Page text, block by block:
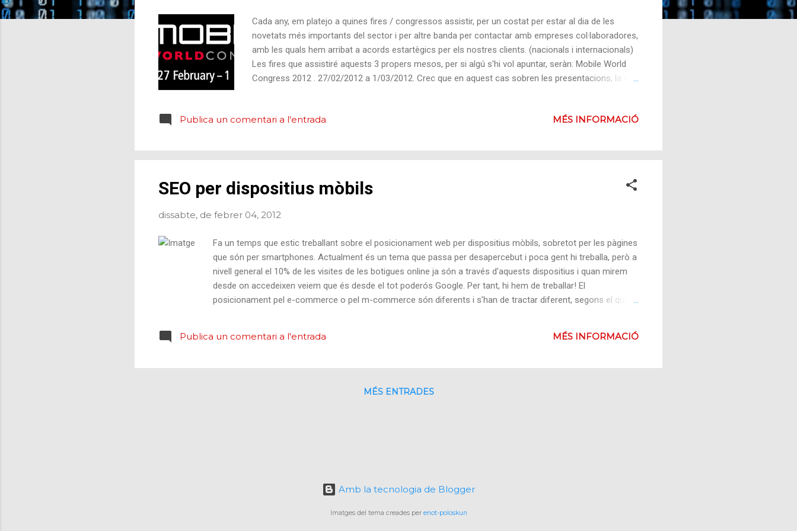
Cada any, em platejo a quines fires / congressos assistir, per un costat per estar al dia de les
novetats més importants del sector i per altre banda per contactar amb empreses col·laboradores,
amb les quals hem arribat a acords estartègics per els nostres clients. (nacionals i internacionals)
Les fires que assistiré aquests 3 propers mesos, per si algú s'hi vol apuntar, seràn: Mobile World
Congress 2012 . 27/02/2012 a 1/03/2012. Crec que en aquest cas sobren les presentacions, la fira
Las Vegas. Gràcies a blackberry per la invitació. eShow Barcelona 2012 . 14/03/2012 a 15/03/2012.
Paulo, Madrid, Lisboa, Istambul i Barcelona, aterra a la ciutat comtal la millor fira professional d...
Publica un comentari a l'entrada MÉS INFORMACIÓ
SEO per dispositius mòbils
dissabte, de febrer 04, 2012
Fa un temps que estic treballant sobre el posicionament web per dispositius mòbils, sobretot per les pàgines
que són per smartphones. Actualment és un tema que passa per desapercebut i poca gent hi treballa, però a
nivell general el 10% de les visites de les botigues online ja són a través d'aquests dispositius i quan mirem
desde on accedeixen veiem que és desde el tot poderós Google. Per tant, hi hem de treballar! El
posicionament pel e-commerce o pel m-commerce són diferents i s'han de tractar diferent, segons el que
botigues online sobre mòbil han de ser o no diferents, doncs la veritat és que són bones les dos opcions, us
deixo amb un text procedent de Google sobre aquesta questió: " Llocs web amb contingut exclusiu per a
del contingut pot estar ...
Publica un comentari a l'entrada MÉS INFORMACIÓ
MÉS ENTRADES
Amb la tecnologia de Blogger
Imatges del tema creades per enot-poloskun